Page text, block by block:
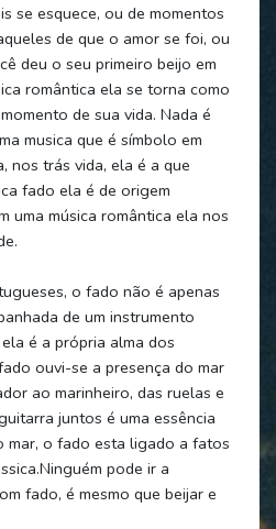
se esquece, ou de momentos
de que o amor se foi, ou
deu o seu primeiro beijo em
romântica ela se torna como
de sua vida. Nada é
musica que é símbolo em
nos trás vida, ela é a que
fado ela é de origem
uma música romântica ela nos
o fado não é apenas
de um instrumento
é a própria alma dos
ouvi-se a presença do mar
ao marinheiro, das ruelas e
juntos é uma essência
mar, o fado esta ligado a fatos
pode ir a
fado, é mesmo que beijar e